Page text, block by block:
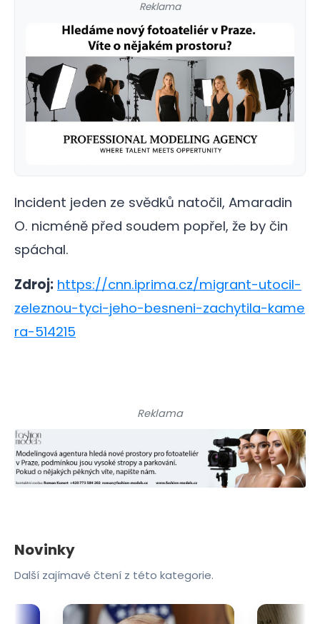
Reklama
Incident jeden ze svědků natočil, Amaradin
O. nicméně před soudem popřel, že by čin
spáchal.
Zdroj: https://cnn.iprima.cz/migrant-utocil-
zeleznou-tyci-jeho-besneni-zachytila-kame
ra-514215
Reklama
Novinky
Další zajímavé čtení z této kategorie.